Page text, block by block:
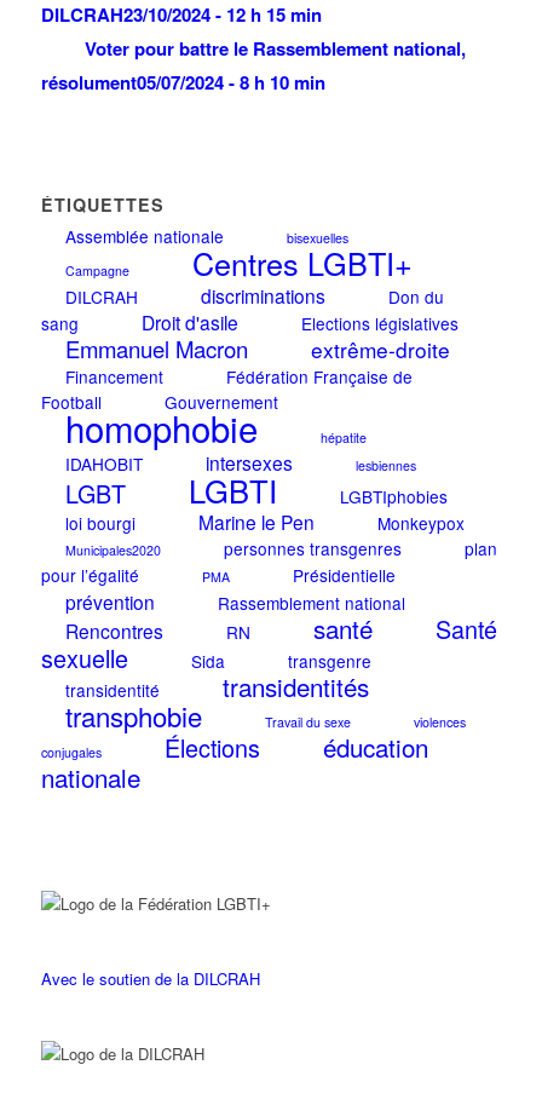
DILCRAH23/10/2024 - 12 h 15 min
Voter pour battre le Rassemblement national,
résolument05/07/2024 - 8 h 10 min
ÉTIQUETTES
Assemblée nationale
bisexuelles
Campagne
Centres LGBTI+
DILCRAH discriminations
Don du
sang
Droit d'asile Elections législatives
Emmanuel Macron extrême-droite
Financement
Fédération Française de
Football
Gouvernement
homophobie hépatite
IDAHOBIT intersexes lesbiennes
LGBT LGBTI
LGBTIphobies
loi bourgi
Marine le Pen Monkeypox
Municipales2020 personnes transgenres
plan
pour l’égalité
PMA Présidentielle
prévention Rassemblement national
Rencontres RN santé
Santé
sexuelle
Sida
transgenre
transidentité
transidentités
transphobie Travail du sexe
violences
conjugales
Élections
éducation
nationale
Avec le soutien de la DILCRAH